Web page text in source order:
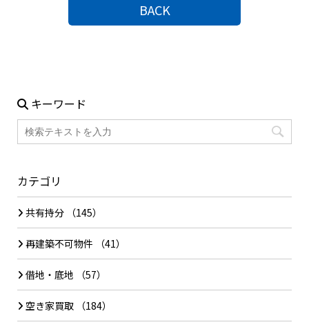
BACK
キーワード
カテゴリ
共有持分 （145）
再建築不可物件 （41）
借地・底地 （57）
空き家買取 （184）